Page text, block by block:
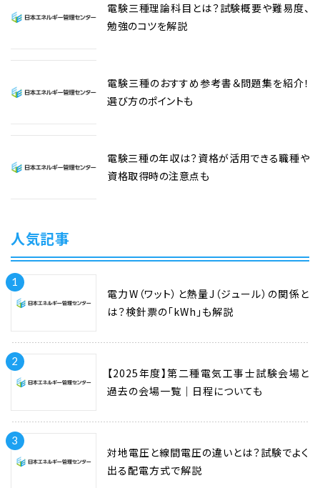
電験三種理論科目とは？試験概要や難易度、
勉強のコツを解説
電験三種のおすすめ参考書＆問題集を紹介！
選び方のポイントも
電験三種の年収は？資格が活用できる職種や
資格取得時の注意点も
人気記事
1
電力W（ワット）と熱量J（ジュール）の関係と
は？検針票の「kWh」も解説
2
【2025年度】第二種電気工事士試験会場と
過去の会場一覧｜日程についても
3
対地電圧と線間電圧の違いとは？試験でよく
出る配電方式で解説